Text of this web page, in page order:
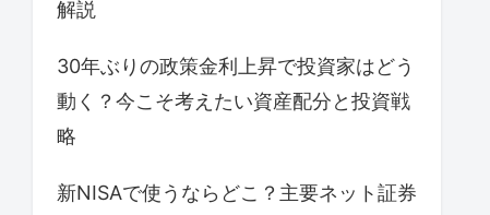
解説
30年ぶりの政策金利上昇で投資家はどう
動く？今こそ考えたい資産配分と投資戦
略
新NISAで使うならどこ？主要ネット証券